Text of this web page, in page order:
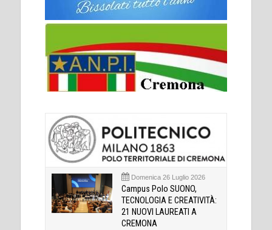
Domenica 26 Luglio 2026
Campus Polo SUONO,
TECNOLOGIA E CREATIVITÀ:
21 NUOVI LAUREATI A
CREMONA